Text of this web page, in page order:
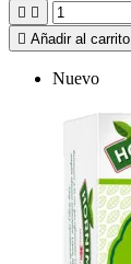
 
 Añadir al carrito
Nuevo